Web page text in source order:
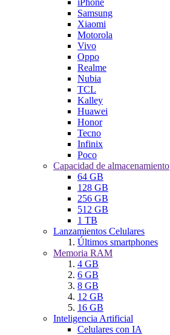
Samsung
Xiaomi
Motorola
Vivo
Oppo
Realme
Nubia
TCL
Kalley
Huawei
Honor
Tecno
Infinix
Poco
Capacidad de almacenamiento
64 GB
128 GB
256 GB
512 GB
1 TB
Lanzamientos Celulares
Últimos smartphones
Memoria RAM
4 GB
6 GB
8 GB
12 GB
16 GB
Inteligencia Artificial
Celulares con IA